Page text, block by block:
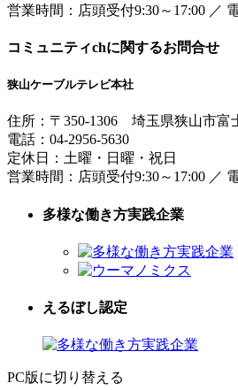
営業時間： 店頭受付9:30～17:00 ／
コミュニティchに関するお問合せ
狭山ケーブルテレビ本社
住所： 〒350-1306 埼玉県狭山市富
電話： 04-2956-5630
定休日：土曜・日曜・祝日
営業時間： 店頭受付9:30～17:00 ／
多様な働き方実践企業
えるぼし認定
PC版に切り替える